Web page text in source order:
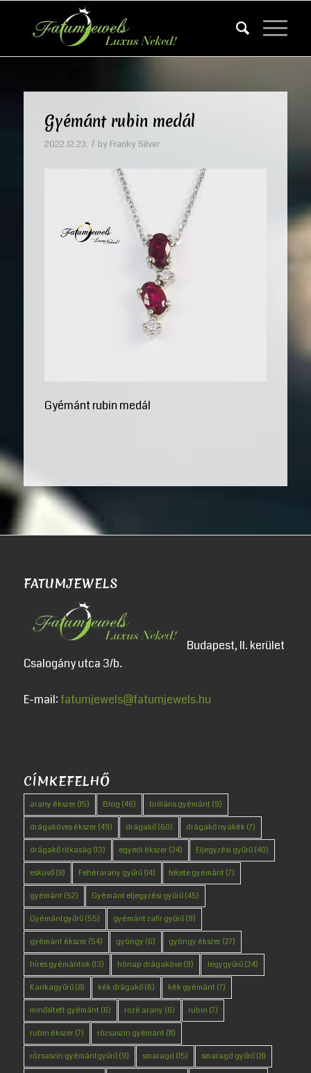
Gyémánt rubin medál
2022.12.23. / by Franky Silver
Gyémánt rubin medál
FATUMJEWELS
Budapest, II. kerület
Csalogány utca 3/b.
E-mail: fatumjewels@fatumjewels.hu
CÍMKEFELHŐ
arany ékszer(15) Blog (46) briliáns gyémánt (9)
drágaköves ékszer(49) drágakő(60) drágakő nyakék(7)
drágakő ritkaság (13) egyedi ékszer(24) Eljegyzési gyűrű(40)
esküvő(8) Fehérarany gyűrű(14) fekete gyémánt (7)
gyémánt (52) Gyémánt eljegyzési gyűrű(45)
Gyémántgyűrű(55) gyémánt zafír gyűrű(9)
gyémánt ékszer(54) gyöngy (6) gyöngy ékszer(27)
híres gyémántok(13) hónap drágaköve(9) Jegygyűrű(24)
Karikagyűrű(8) kék drágakő(6) kék gyémánt (7)
minősített gyémánt (6) rozé arany (6) rubin (7)
rubin ékszer(7) rózsaszín gyémánt (11)
rózsaszín gyémántgyűrű(9) smaragd (15) smaragd gyűrű(8)